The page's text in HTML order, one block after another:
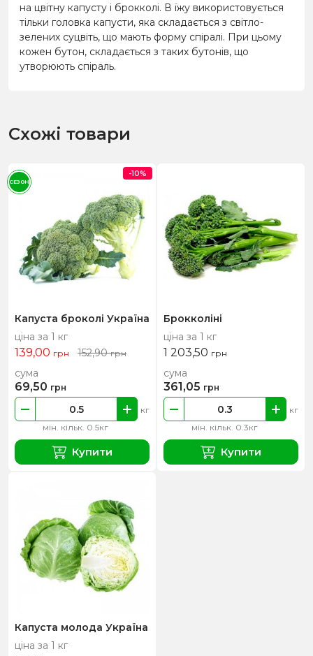
на цвітну капусту і брокколі. В їжу використовується
тільки головка капусти, яка складається з світло-
зелених суцвіть, що мають форму спіралі. При цьому
кожен бутон, складається з таких бутонів, що
утворюють спіраль.
Схожі товари
Капуста броколі Україна
ціна за 1 кг
139,00 грн 152,90грн
мін. кільк. 0.5кг
кг
сума
69,50 грн
Купити
-10%
СЕЗОН
Брокколіні
ціна за 1 кг
1 203,50 грн
мін. кільк. 0.3кг
кг
сума
361,05 грн
Купити
Капуста молода Україна
ціна за 1 кг